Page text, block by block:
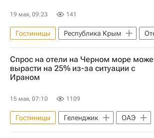
19 мая, 09:23 141
Гостиницы Республика Крым
Коммерческая недвижимость
Спрос на отели на Черном море
вырасти на 25% из-за ситуации с
Ираном
15 мая, 07:10 1109
Гостиницы Геленджик
ОАЭ
Черное море
Отели